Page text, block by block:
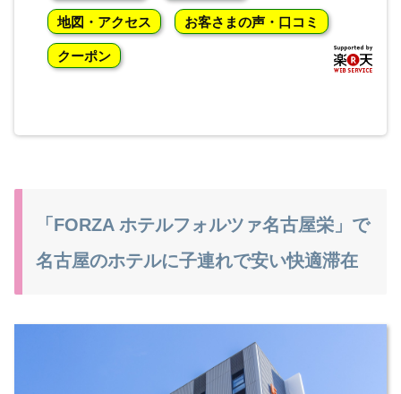
地図・アクセス お客さまの声・口コミ
クーポン
「FORZA ホテルフォルツァ名古屋栄」で
名古屋のホテルに子連れで安い快適滞在